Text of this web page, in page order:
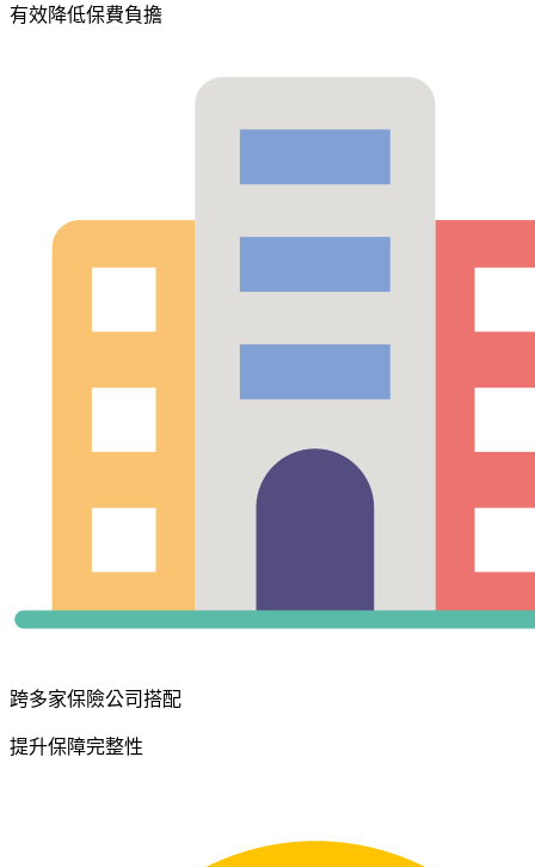
有效降低保費負擔
跨多家保險公司搭配
提升保障完整性